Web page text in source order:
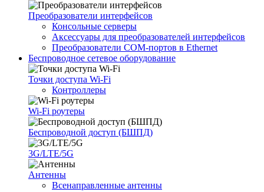
Преобразователи интерфейсов
Консольные серверы
Аксессуары для преобразователей интерфейсов
Преобразователи COM-портов в Ethernet
Беспроводное сетевое оборудование
Точки доступа Wi-Fi
Контроллеры
Wi-Fi роутеры
Беспроводной доступ (БШПД)
3G/LTE/5G
Антенны
Всенаправленные антенны